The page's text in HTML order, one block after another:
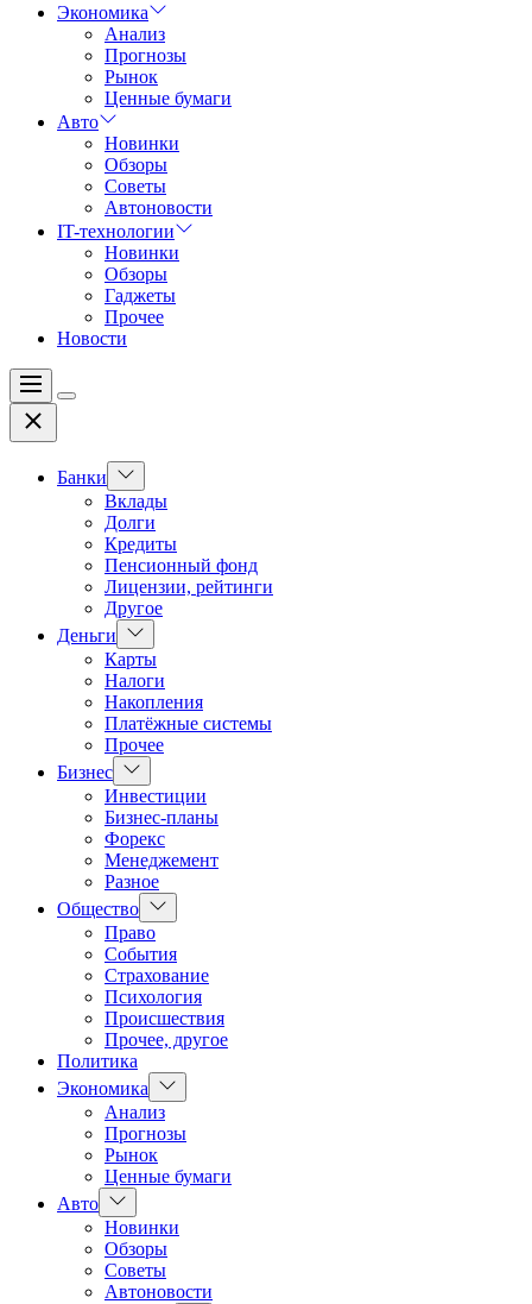
Экономика
Анализ
Прогнозы
Рынок
Ценные бумаги
Авто
Новинки
Обзоры
Советы
Автоновости
IT-технологии
Новинки
Обзоры
Гаджеты
Прочее
Новости
Меню
Цвет
Закрыть
Банки
Показать
подменю
Вклады
Долги
Кредиты
Пенсионный фонд
Лицензии, рейтинги
Другое
Деньги
Показать
подменю
Карты
Налоги
Накопления
Платёжные системы
Прочее
Бизнес Показать
подменю
Инвестиции
Бизнес-планы
Форекс
Менеджемент
Разное
Общество Показать
подменю
Право
События
Страхование
Психология
Происшествия
Прочее, другое
Политика
Экономика
Показать
подменю
Анализ
Прогнозы
Рынок
Ценные бумаги
Авто Показать
подменю
Новинки
Обзоры
Советы
Автоновости